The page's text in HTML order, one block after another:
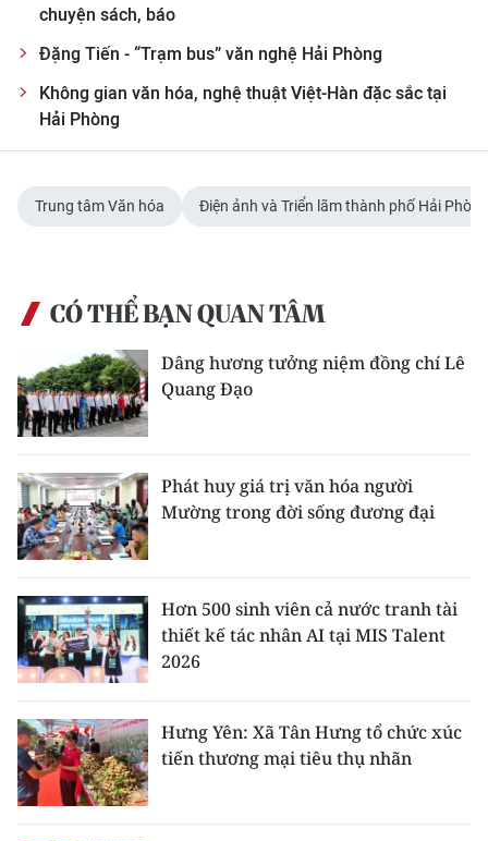
chuyện sách, báo
Đặng Tiến - “Trạm bus” văn nghệ Hải Phòng
Không gian văn hóa, nghệ thuật Việt-Hàn đặc sắc tại
Hải Phòng
Trung tâm Văn hóa Điện ảnh và Triển lãm thành phố Hải Phòng
CÓ THỂ BẠN QUAN TÂM
Dâng hương tưởng niệm đồng chí Lê
Quang Đạo
Phát huy giá trị văn hóa người
Mường trong đời sống đương đại
Hơn 500 sinh viên cả nước tranh tài
thiết kế tác nhân AI tại MIS Talent
2026
Hưng Yên: Xã Tân Hưng tổ chức xúc
tiến thương mại tiêu thụ nhãn